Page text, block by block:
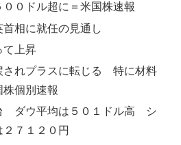
０ドル超に＝米国株速報
相に就任の見通し
上昇
されプラスに転じる 特に材料
個別速報
ダウ平均は５０１ドル高 シ
７１２０円